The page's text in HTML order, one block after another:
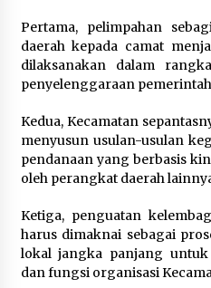
Terus
7 Agustus
KKM
Kelompok
Sebagai
6 Agustus
Jaga
Kelas I
Pertama, pelimpahan
daerah kepada camat
dilaksanakan dalam
penyelenggaraan
Kedua, Kecamatan
menyusun usulan-usulan
pendanaan yang berbasis
oleh perangkat daerah
Ketiga, penguatan
harus dimaknai sebagai
lokal jangka panjang
dan fungsi organisasi